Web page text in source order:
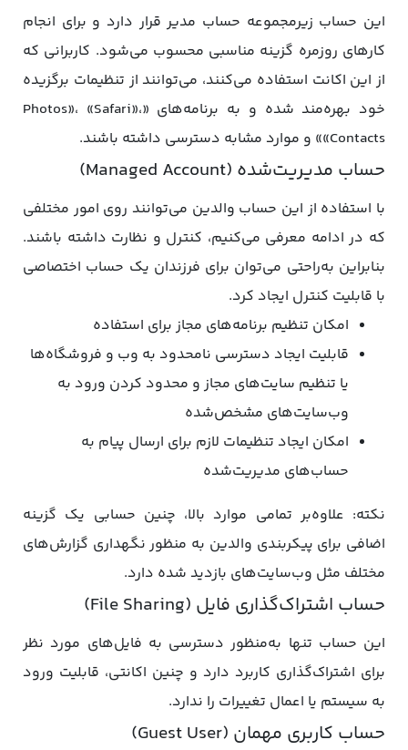
این حساب زیرمجموعه حساب مدیر قرار دارد و برای انجام
کارهای روزمره گزینه مناسبی محسوب می‌شود. کاربرانی که
از این اکانت استفاده می‌کنند، می‌توانند از تنظیمات برگزیده
خود بهره‌مند شده و به برنامه‌های «Photos»، «Safari»،
«Contacts» و موارد مشابه دسترسی داشته باشند.
حساب مدیریت‌شده (Managed Account)
با استفاده از این حساب والدین می‌توانند روی امور مختلفی
که در ادامه معرفی می‌کنیم، کنترل و نظارت داشته باشند.
بنابراین به‌راحتی می‌توان برای فرزندان یک حساب اختصاصی
با قابلیت کنترل ایجاد کرد.
امکان تنظیم برنامه‌های مجاز برای استفاده
قابلیت ایجاد دسترسی نامحدود به وب و فروشگاه‌ها
یا تنظیم سایت‌های مجاز و محدود کردن ورود به
وب‌سایت‌های مشخص‌شده
امکان ایجاد تنظیمات لازم برای ارسال پیام به
حساب‌های مدیریت‌شده
نکته: علاوه‌بر تمامی موارد بالا، چنین حسابی یک گزینه
اضافی برای پیکربندی والدین به منظور نگهداری گزارش‌های
مختلف مثل وب‌سایت‌های بازدید شده دارد.
حساب اشتراک‌گذاری فایل (File Sharing)
این حساب تنها به‌منظور دسترسی به فایل‌های مورد نظر
برای اشتراک‌گذاری کاربرد دارد و چنین اکانتی، قابلیت ورود
به سیستم یا اعمال تغییرات را ندارد.
حساب کاربری مهمان (Guest User)